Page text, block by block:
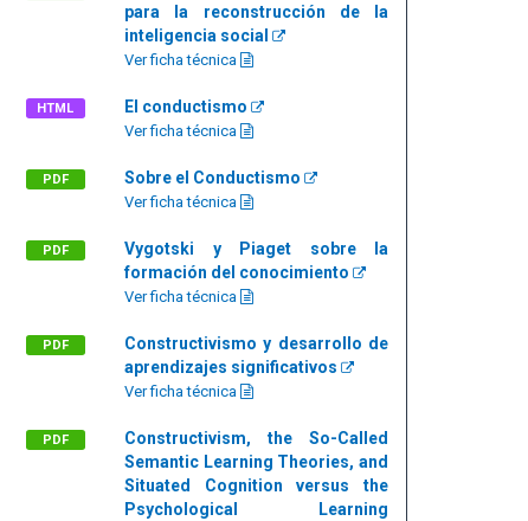
para la reconstrucción de la
inteligencia social
Ver ficha técnica
HTML El conductismo
Ver ficha técnica
PDF Sobre el Conductismo
Ver ficha técnica
PDF
Vygotski y Piaget sobre la
formación del conocimiento
Ver ficha técnica
PDF
Constructivismo y desarrollo de
aprendizajes significativos
Ver ficha técnica
PDF
Constructivism, the So-Called
Semantic Learning Theories, and
Situated Cognition versus the
Psychological Learning